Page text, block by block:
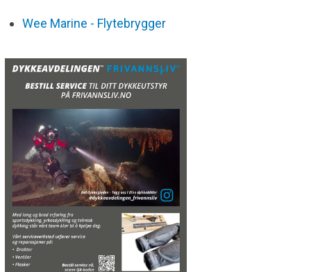
Wee Marine - Flytebrygger